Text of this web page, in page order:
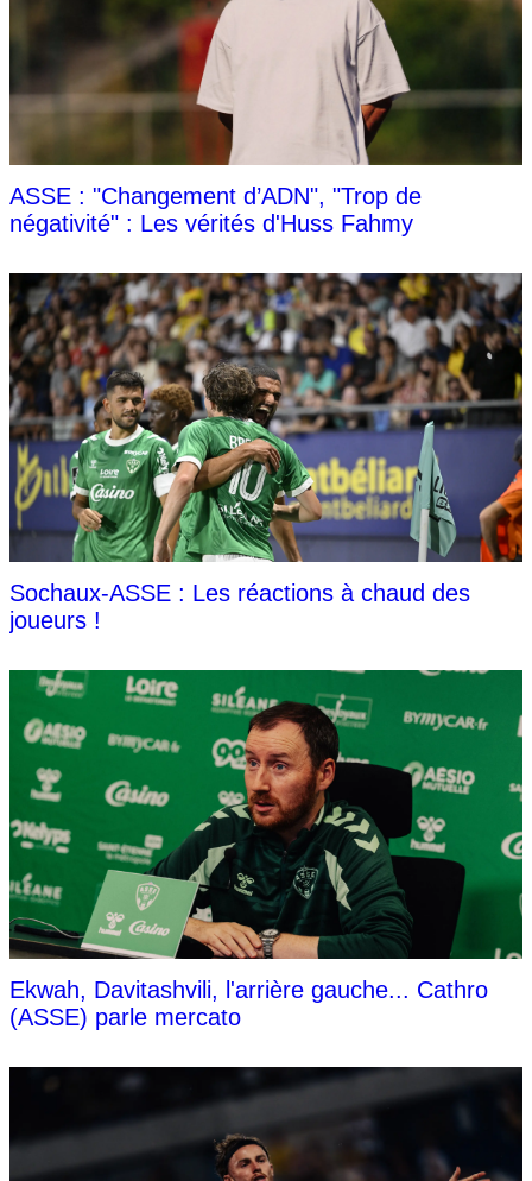
ASSE : "Changement d’ADN", "Trop de
négativité" : Les vérités d'Huss Fahmy
Sochaux-ASSE : Les réactions à chaud des
joueurs !
Ekwah, Davitashvili, l'arrière gauche... Cathro
(ASSE) parle mercato